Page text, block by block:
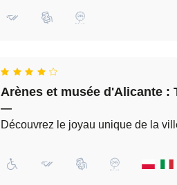
Arènes et musée d'Alicante :
—
Découvrez le joyau unique de la